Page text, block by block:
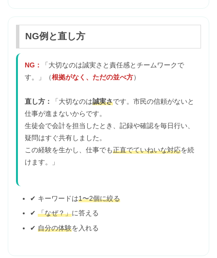
NG例と直し方
NG：
「大切なのは誠実さと責任感とチームワークで
す。」（根拠がなく、ただの並べ方）
直し方： 「大切なのは誠実さです。市民の信頼がないと
仕事が進まないからです。
生徒会で会計を担当したとき、記録や確認を毎日行い、
疑問はすぐ共有しました。
この経験を生かし、仕事でも正直でていねいな対応を続
けます。」
✔ キーワードは1〜2個に絞る
✔ 「なぜ？」に答える
✔ 自分の体験を入れる